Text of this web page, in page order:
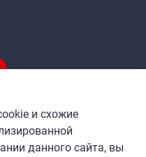
и схожие
данного сайта, вы